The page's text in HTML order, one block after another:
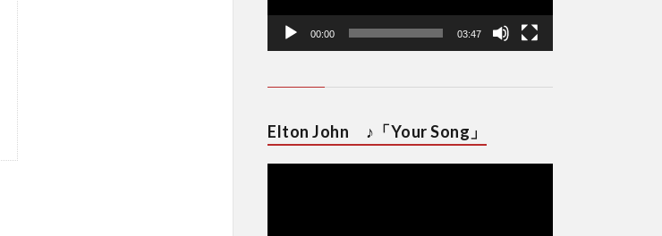
00:00 03:47
Elton John ♪「Your Song」
動